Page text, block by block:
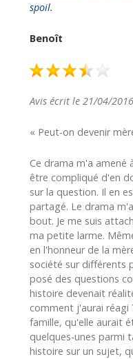
spoil.
Benoît
Avis écrit le 21/04/2016
« Peut-on devenir
Ce drama m'a amené
être compliqué d'en
sur la question. Il en
partagé. Le drama
bout. Je me suis
ma petite larme.
en l'honneur de la
société sur différents
posé des questions
histoire devenait
comment j'aurai réagi
famille, qu'elle aurait
quelques-unes parmi
histoire sur un sujet,